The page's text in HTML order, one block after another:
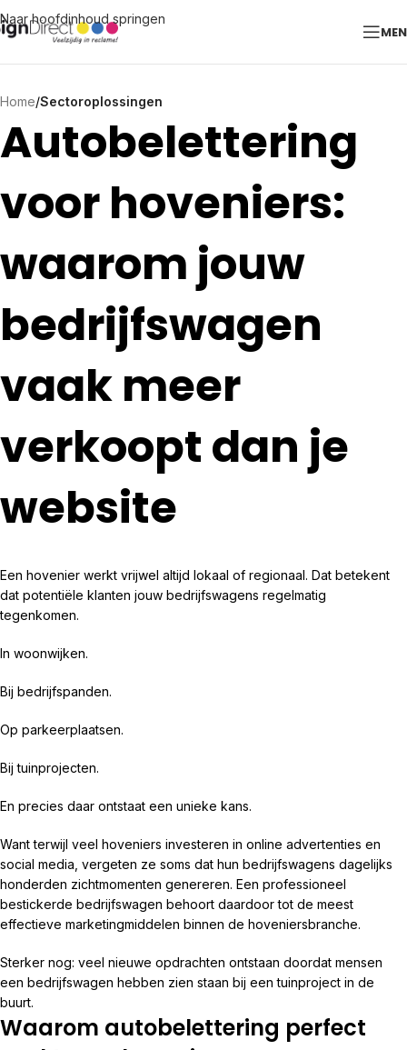
Naar hoofdinhoud springen
Home/Sectoroplossingen
Autobelettering
voor hoveniers:
waarom jouw
bedrijfswagen
vaak meer
verkoopt dan je
website
Een hovenier werkt vrijwel altijd lokaal of regionaal. Dat betekent
dat potentiële klanten jouw bedrijfswagens regelmatig
tegenkomen.
In woonwijken.
Bij bedrijfspanden.
Op parkeerplaatsen.
Bij tuinprojecten.
En precies daar ontstaat een unieke kans.
Want terwijl veel hoveniers investeren in online advertenties en
social media, vergeten ze soms dat hun bedrijfswagens dagelijks
honderden zichtmomenten genereren. Een professioneel
bestickerde bedrijfswagen behoort daardoor tot de meest
effectieve marketingmiddelen binnen de hoveniersbranche.
Sterker nog: veel nieuwe opdrachten ontstaan doordat mensen
een bedrijfswagen hebben zien staan bij een tuinproject in de
buurt.
Waarom autobelettering perfect